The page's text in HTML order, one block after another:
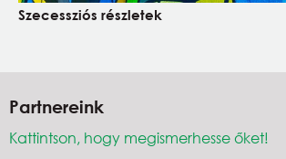
Szecessziós részletek
Partnereink
Kattintson, hogy megismerhesse őket!